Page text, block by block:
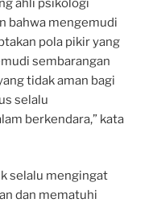
bahwa mengemudi
pola pikir yang
sembarangan
tidak aman bagi
selalu
berkendara,” kata
selalu mengingat
dan mematuhi